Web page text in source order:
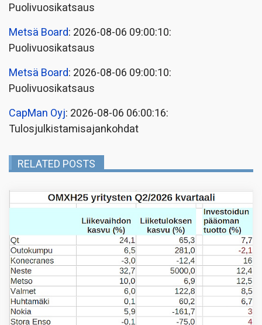
Puolivuosikatsaus
Metsä Board: 2026-08-06 09:00:10:
Puolivuosikatsaus
Metsä Board: 2026-08-06 09:00:10:
Puolivuosikatsaus
CapMan Oyj: 2026-08-06 06:00:16:
Tulosjulkistamisajankohdat
RELATED POSTS